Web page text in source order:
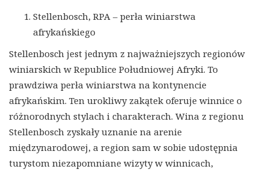
Stellenbosch, RPA – perła winiarstwa
afrykańskiego
Stellenbosch jest jednym z najważniejszych regionów
winiarskich w Republice Południowej Afryki. To
prawdziwa perła winiarstwa na kontynencie
afrykańskim. Ten urokliwy zakątek oferuje winnice o
różnorodnych stylach i charakterach. Wina z regionu
Stellenbosch zyskały uznanie na arenie
międzynarodowej, a region sam w sobie udostępnia
turystom niezapomniane wizyty w winnicach,